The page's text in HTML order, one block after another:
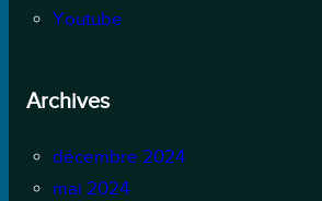
Youtube
Archives
décembre 2024
mai 2024